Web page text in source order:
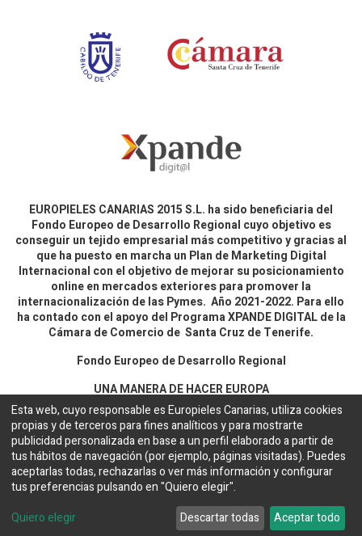
EUROPIELES CANARIAS 2015 S.L. ha sido beneficiaria del
Fondo Europeo de Desarrollo Regional cuyo objetivo es
conseguir un tejido empresarial más competitivo y gracias al
que ha puesto en marcha un Plan de Marketing Digital
Internacional con el objetivo de mejorar su posicionamiento
online en mercados exteriores para promover la
internacionalización de las Pymes. Año 2021-2022. Para ello
ha contado con el apoyo del Programa XPANDE DIGITAL de la
Cámara de Comercio de Santa Cruz de Tenerife.
Fondo Europeo de Desarrollo Regional
UNA MANERA DE HACER EUROPA
Aviso legal y política de privacidad
Copyright © EUROPIELES CANARIAS 2015 S.L.
Web desarrollada porBakata Solutions
Esta web, cuyo responsable es Europieles Canarias, utiliza cookies
propias y de terceros para fines analíticos y para mostrarte
publicidad personalizada en base a un perfil elaborado a partir de
tus hábitos de navegación (por ejemplo, páginas visitadas). Puedes
aceptarlas todas, rechazarlas o ver más información y configurar
tus preferencias pulsando en "Quiero elegir".
Quiero elegir
Descartar todas Aceptar todo